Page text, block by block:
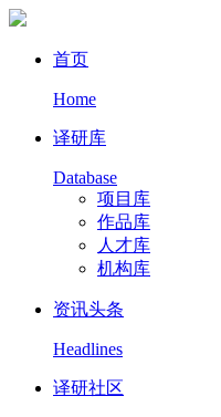
首页
Home
译研库
Database
项目库
作品库
人才库
机构库
资讯头条
Headlines
译研社区